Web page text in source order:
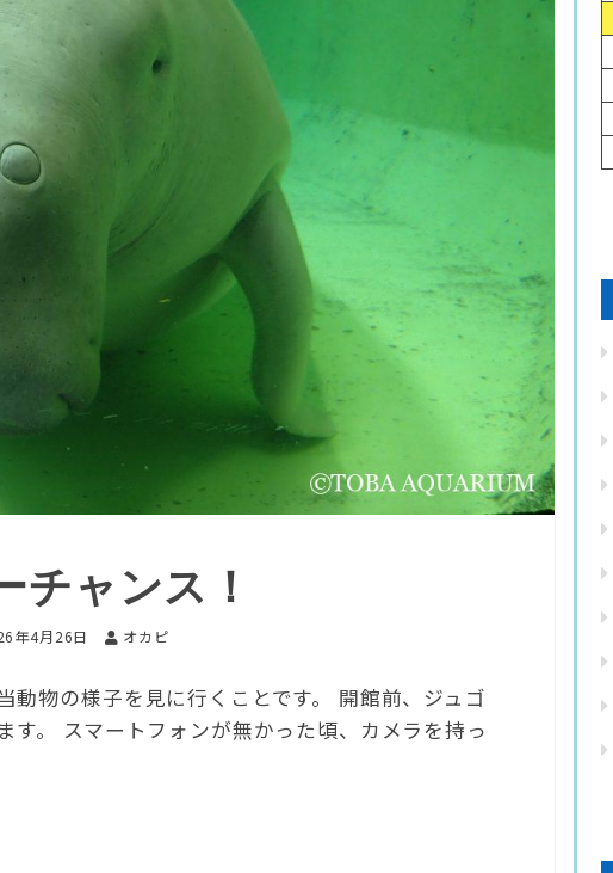
チャンス！
年4月26日 オカピ
物の様子を見に行くことです。 開館前、ジュゴ
。 スマートフォンが無かった頃、カメラを持っ